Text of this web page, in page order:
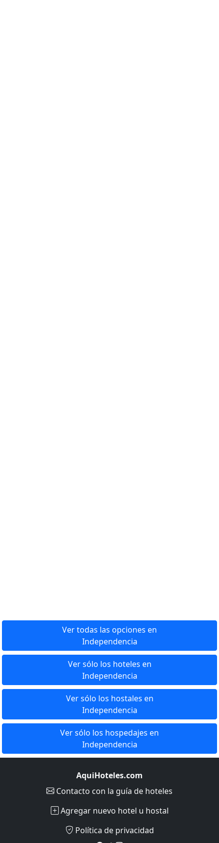
Ver todas las opciones en
Independencia
Ver sólo los hoteles en
Independencia
Ver sólo los hostales en
Independencia
Ver sólo los hospedajes en
Independencia
AquiHoteles.com
Contacto con la guía de hoteles
Agregar nuevo hotel u hostal
Política de privacidad